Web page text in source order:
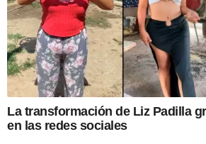
La transformación de Liz Padilla
en las redes sociales